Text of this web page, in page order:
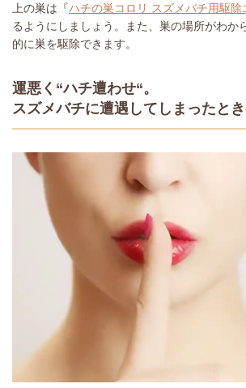
上の巣は『ハチの巣コロリ スズメバチ用駆除
るようにしましょう。また、巣の場所がわか
的に巣を駆除できます。
運悪く“ハチ遭わせ“。
スズメバチに遭遇してしまったとき